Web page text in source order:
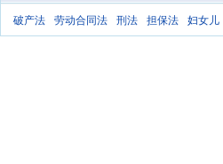
破产法 劳动合同法 刑法 担保法 妇女儿